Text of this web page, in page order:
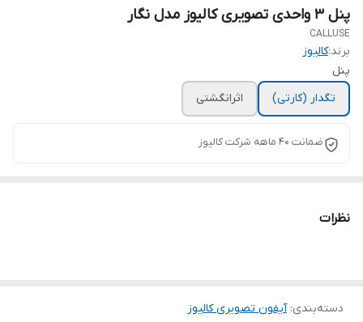
پنل 3 واحدی تصویری کالیوز مدل نگار
CALLUSE
برند:کالیوز
پنل
تگدار (کارتی)
اثرانگشتی
ضمانت ۴۰ ماهه شرکت کالیوز
نظرات
دسته‌بندی:آیفون تصویری کالیوز